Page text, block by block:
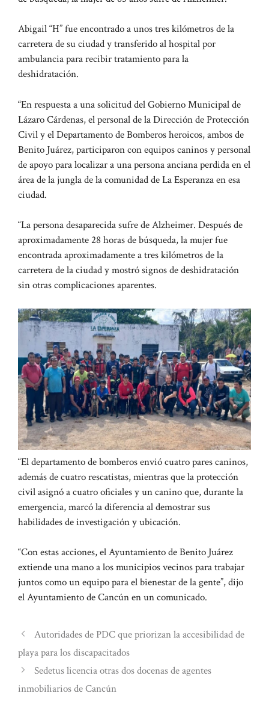
Abigail “H” fue encontrado a unos tres kilómetros de la
carretera de su ciudad y transferido al hospital por
ambulancia para recibir tratamiento para la
deshidratación.
“En respuesta a una solicitud del Gobierno Municipal de
Lázaro Cárdenas, el personal de la Dirección de Protección
Civil y el Departamento de Bomberos heroicos, ambos de
Benito Juárez, participaron con equipos caninos y personal
de apoyo para localizar a una persona anciana perdida en el
área de la jungla de la comunidad de La Esperanza en esa
ciudad.
“La persona desaparecida sufre de Alzheimer. Después de
aproximadamente 28 horas de búsqueda, la mujer fue
encontrada aproximadamente a tres kilómetros de la
carretera de la ciudad y mostró signos de deshidratación
sin otras complicaciones aparentes.
“El departamento de bomberos envió cuatro pares caninos,
además de cuatro rescatistas, mientras que la protección
civil asignó a cuatro oficiales y un canino que, durante la
emergencia, marcó la diferencia al demostrar sus
habilidades de investigación y ubicación.
“Con estas acciones, el Ayuntamiento de Benito Juárez
extiende una mano a los municipios vecinos para trabajar
juntos como un equipo para el bienestar de la gente”, dijo
el Ayuntamiento de Cancún en un comunicado.
Autoridades de PDC que priorizan la accesibilidad de
playa para los discapacitados
Sedetus licencia otras dos docenas de agentes
inmobiliarios de Cancún